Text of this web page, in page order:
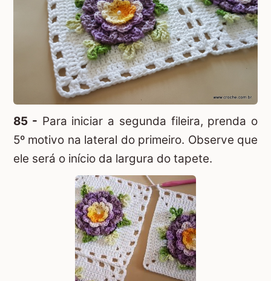
85 - Para iniciar a segunda fileira, prenda o
5º motivo na lateral do primeiro. Observe que
ele será o início da largura do tapete.